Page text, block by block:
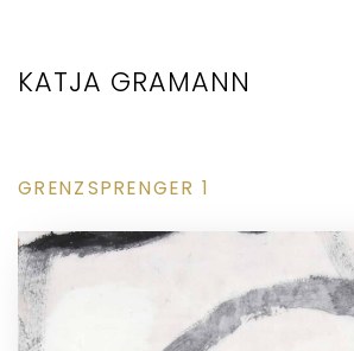
KATJA GRAMANN
GRENZSPRENGER 1